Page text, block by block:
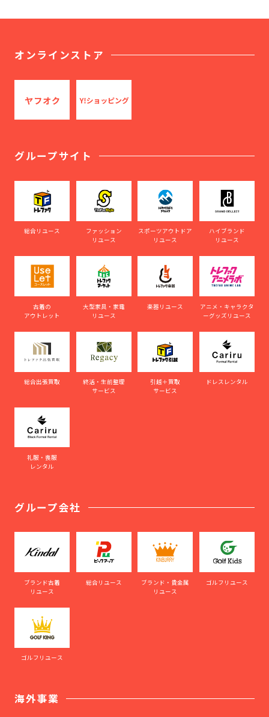
オンラインストア
グループサイト
総合リユース
ファッション
リユース
スポーツアウトドア
リユース
ハイブランド
リユース
古着の
アウトレット
大型家具・家電
リユース
楽器リユース
アニメ・キャラクタ
ーグッズリユース
総合出張買取
終活・生前整理
サービス
引越＋買取
サービス
ドレスレンタル
礼服・喪服
レンタル
グループ会社
ブランド古着
リユース
総合リユース
ブランド・貴金属
リユース
ゴルフリユース
ゴルフリユース
海外事業